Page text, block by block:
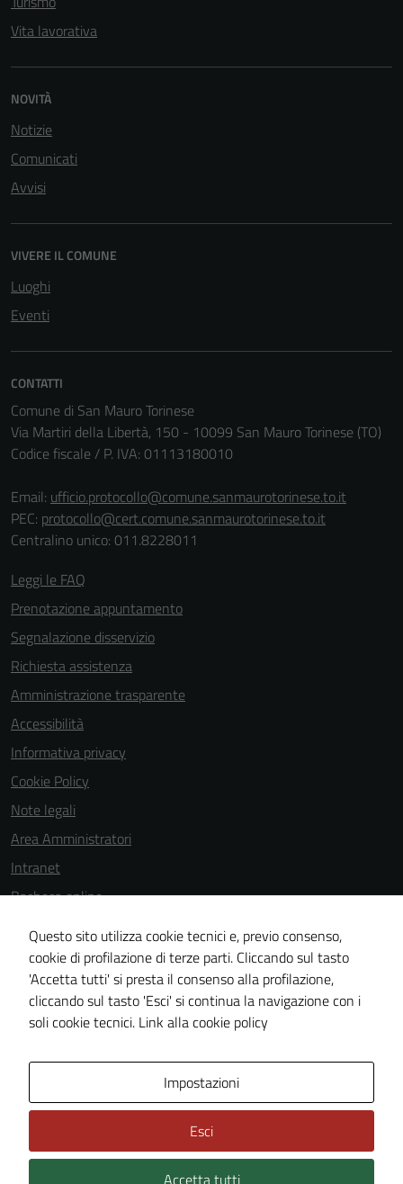
Vita lavorativa
NOVITÀ
Notizie
Comunicati
Avvisi
VIVERE IL COMUNE
Luoghi
Eventi
CONTATTI
Comune di San Mauro Torinese
Via Martiri della Libertà, 150 - 10099 San Mauro Torinese (TO)
Codice fiscale / P. IVA: 01113180010
Email: ufficio.protocollo@comune.sanmaurotorinese.to.it
PEC: protocollo@cert.comune.sanmaurotorinese.to.it
Centralino unico: 011.8228011
Leggi le FAQ
Prenotazione appuntamento
Segnalazione disservizio
Richiesta assistenza
Amministrazione trasparente
Accessibilità
Informativa privacy
Cookie Policy
Note legali
Area Amministratori
Intranet
Bacheca online
Dichiarazione di accessibilità
Dichiarazione di accessibilità e modalità di segnalazioni di non
conformità
Piano di miglioramento del sito
Questo sito utilizza cookie tecnici e, previo consenso,
cookie di profilazione di terze parti. Cliccando sul tasto
'Accetta tutti' si presta il consenso alla profilazione,
cliccando sul tasto 'Esci' si continua la navigazione con i
soli cookie tecnici. Link alla cookie policy
Impostazioni
Esci
Accetta tutti
del sito e non
possono
essere
disabilitati.
Questi cookie
non raccolgono
informazioni
personali.